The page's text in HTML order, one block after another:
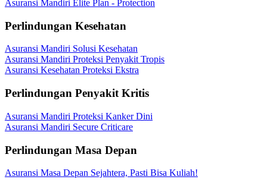
Asuransi Mandiri Elite Plan - Protection
Perlindungan Kesehatan
Asuransi Mandiri Solusi Kesehatan
Asuransi Mandiri Proteksi Penyakit Tropis
Asuransi Kesehatan Proteksi Ekstra
Perlindungan Penyakit Kritis
Asuransi Mandiri Proteksi Kanker Dini
Asuransi Mandiri Secure Criticare
Perlindungan Masa Depan
Asuransi Masa Depan Sejahtera, Pasti Bisa Kuliah!